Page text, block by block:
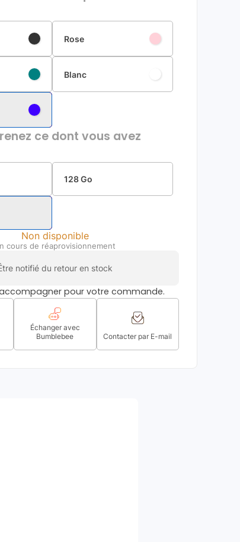
Rose
Blanc
ce dont vous avez
128 Go
Non disponible
cours de réaprovisionnement
notifié du retour en stock
pour votre commande.
Échanger avec
Bumblebee
Contacter par E-mail